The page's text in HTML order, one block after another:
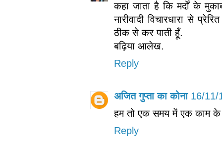
कहा जाता है कि मर्दों के
नारीवादी विचारधारा से
ठीक से कर पाती हूँ.
बढ़िया आलेख.
Reply
अजित गुप्ता का कोना 16/11/
हम तो एक समय में एक काम के
Reply